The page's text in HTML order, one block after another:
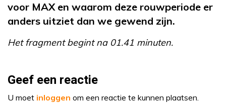
voor MAX en waarom deze rouwperiode er
anders uitziet dan we gewend zijn.
Het fragment begint na 01.41 minuten.
Geef een reactie
U moet inloggen om een reactie te kunnen plaatsen.